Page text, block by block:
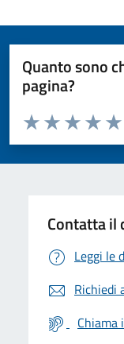
Quanto sono
pagina?
Valuta da 1 a 5 stelle
Valuta
Valuta 3
Valuta 2 stelle
Valuta 1 stelle su 5
Contatta il
Leggi le
Richiedi
Chiama